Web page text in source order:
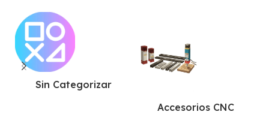
Sin Categorizar
Accesorios CNC